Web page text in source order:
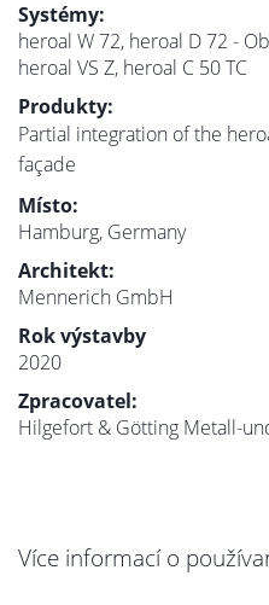
Systémy:
heroal W 72, heroal D 72 -
heroal VS Z, heroal C 50 TC
Produkty:
Partial integration of the
façade
Místo:
Hamburg, Germany
Architekt:
Mennerich GmbH
Rok výstavby
2020
Zpracovatel:
Hilgefort & Götting Metall-
Více informací o